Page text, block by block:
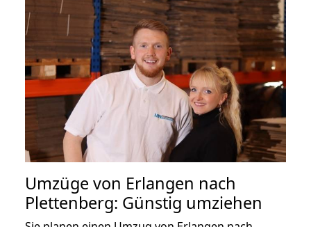
Umzüge von Erlangen nach
Plettenberg: Günstig umziehen